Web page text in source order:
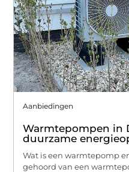
Aanbiedingen
Warmtepompen in
duurzame
Wat is een warmtepomp
gehoord van een